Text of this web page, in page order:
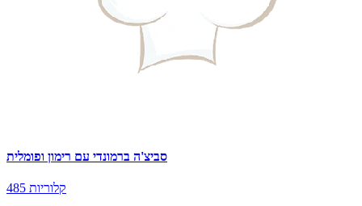
סביצ'ה ברמונדי עם רימון ופומלית
485 קלוריות